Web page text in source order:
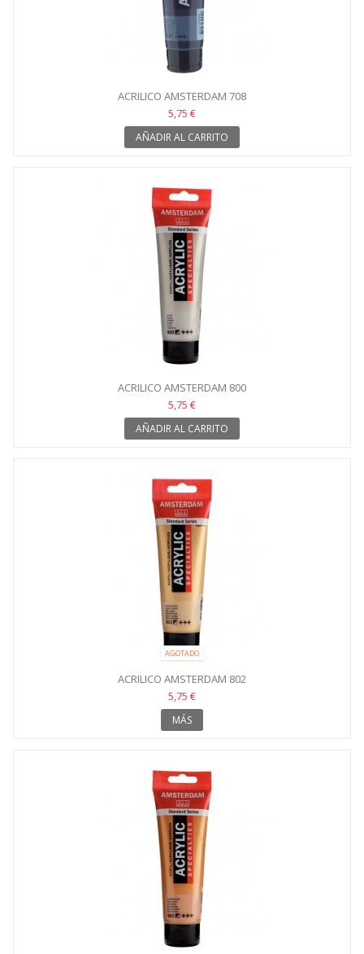
ACRILICO AMSTERDAM 708
5,75 €
AÑADIR AL CARRITO
ACRILICO AMSTERDAM 800
5,75 €
AÑADIR AL CARRITO
AGOTADO
ACRILICO AMSTERDAM 802
5,75 €
MÁS